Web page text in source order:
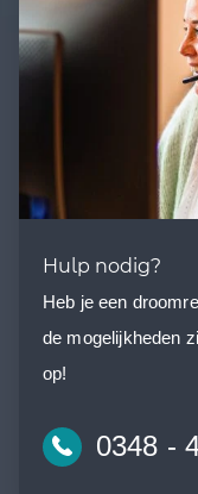
Hulp nodig?
Heb je een
de mogelijkheden
op!
0348 -